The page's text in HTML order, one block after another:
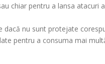
chiar pentru a lansa atacuri
dacă nu sunt protejate
pentru a consuma mai